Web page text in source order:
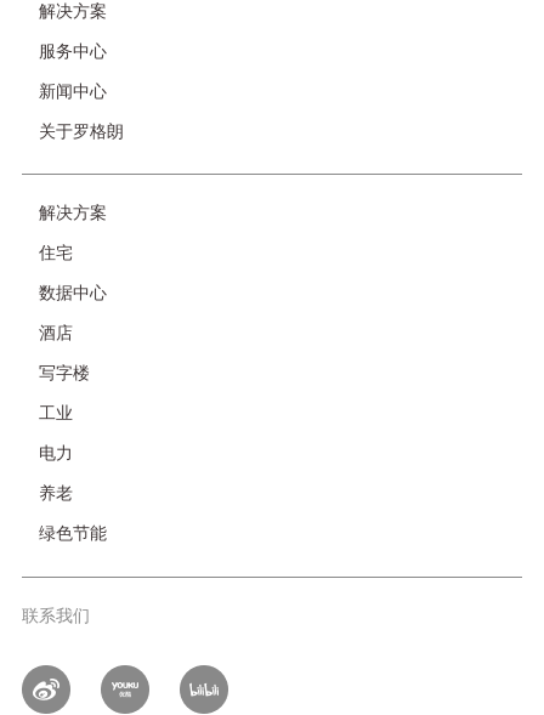
解决方案
服务中心
新闻中心
关于罗格朗
友
链
接-
非
首
页
解决方案
住宅
数据中心
酒店
写字楼
工业
电力
养老
绿色节能
联系我们